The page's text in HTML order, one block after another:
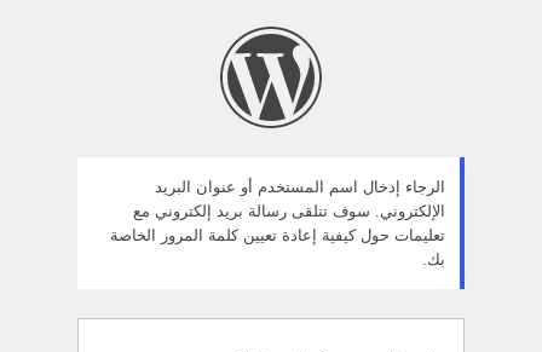
الرجاء إدخال اسم المستخدم أو عنوان البريد
الإلكتروني. سوف تتلقى رسالة بريد إلكتروني مع
تعليمات حول كيفية إعادة تعيين كلمة المرور الخاصة
بك.